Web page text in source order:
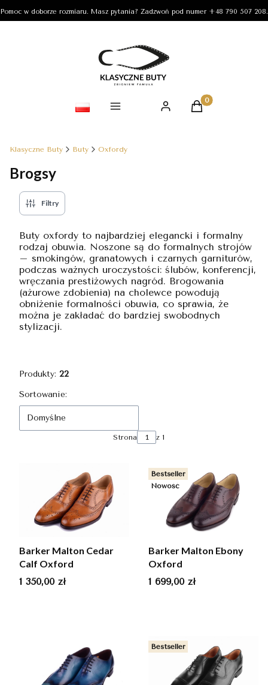
Pomoc w doborze rozmiaru. Masz pytania? Zadzwoń pod numer +48 790 507 208.
Produkty w
Klasyczne Buty Buty Oxfordy
Brogsy
Filtry
Buty oxfordy to najbardziej elegancki i formalny
rodzaj obuwia. Noszone są do formalnych strojów
– smokingów, granatowych i czarnych garniturów,
podczas ważnych uroczystości: ślubów, konferencji,
wręczania prestiżowych nagród. Brogowania
(ażurowe zdobienia) na cholewce powodują
obniżenie formalności obuwia, co sprawia, że
można je zakładać do bardziej swobodnych
stylizacji.
Produkty: 22
Lista produktów
Sortowanie:
Domyślne
Strona z 1
Barker Malton Cedar
Calf Oxford
Cena
1 350,00 zł
Bestseller
Nowość
Barker Malton Ebony
Oxford
Cena
1 699,00 zł
Bestseller